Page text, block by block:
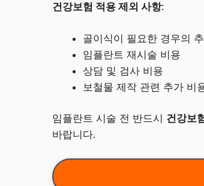
건강보험 적용 제외 사항:
골이식이 필요한 경우의
임플란트 재시술 비용
상담 및 검사 비용
보철물 제작 관련 추가 비
임플란트 시술 전 반드시 건강보
바랍니다.